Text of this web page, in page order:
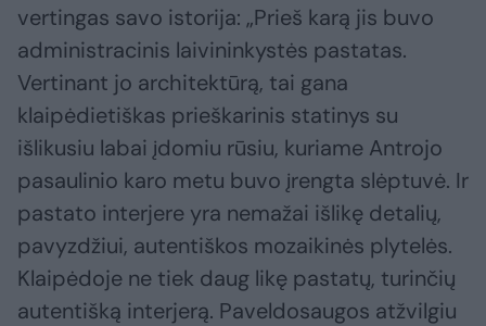
vertingas savo istorija: „Prieš karą jis buvo
administracinis laivininkystės pastatas.
Vertinant jo architektūrą, tai gana
klaipėdietiškas prieškarinis statinys su
išlikusiu labai įdomiu rūsiu, kuriame Antrojo
pasaulinio karo metu buvo įrengta slėptuvė. Ir
pastato interjere yra nemažai išlikę detalių,
pavyzdžiui, autentiškos mozaikinės plytelės.
Klaipėdoje ne tiek daug likę pastatų, turinčių
autentišką interjerą. Paveldosaugos atžvilgiu